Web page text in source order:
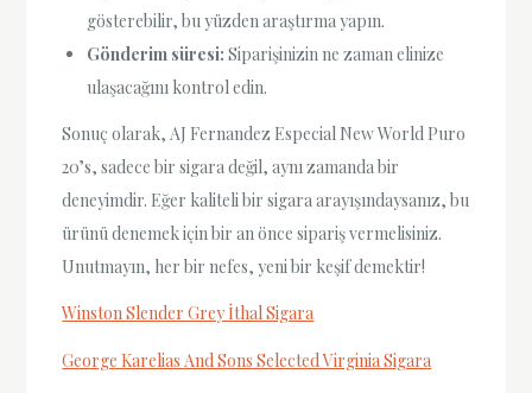
gösterebilir, bu yüzden araştırma yapın.
Gönderim süresi: Siparişinizin ne zaman elinize
ulaşacağını kontrol edin.
Sonuç olarak, AJ Fernandez Especial New World Puro
20’s, sadece bir sigara değil, aynı zamanda bir
deneyimdir. Eğer kaliteli bir sigara arayışındaysanız, bu
ürünü denemek için bir an önce sipariş vermelisiniz.
Unutmayın, her bir nefes, yeni bir keşif demektir!
Winston Slender Grey İthal Sigara
George Karelias And Sons Selected Virginia Sigara